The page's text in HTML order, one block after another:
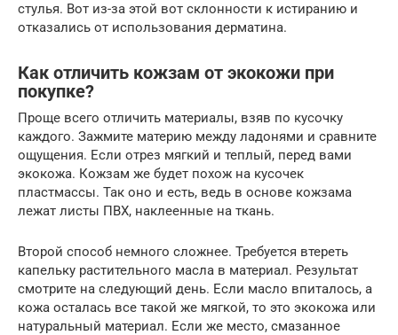
стулья. Вот из-за этой вот склонности к истиранию и
отказались от использования дерматина.
Как отличить кожзам от экокожи при
покупке?
Проще всего отличить материалы, взяв по кусочку
каждого. Зажмите материю между ладонями и сравните
ощущения. Если отрез мягкий и теплый, перед вами
экокожа. Кожзам же будет похож на кусочек
пластмассы. Так оно и есть, ведь в основе кожзама
лежат листы ПВХ, наклеенные на ткань.
Второй способ немного сложнее. Требуется втереть
капельку растительного масла в материал. Результат
смотрите на следующий день. Если масло впиталось, а
кожа осталась все такой же мягкой, то это экокожа или
натуральный материал. Если же место, смазанное